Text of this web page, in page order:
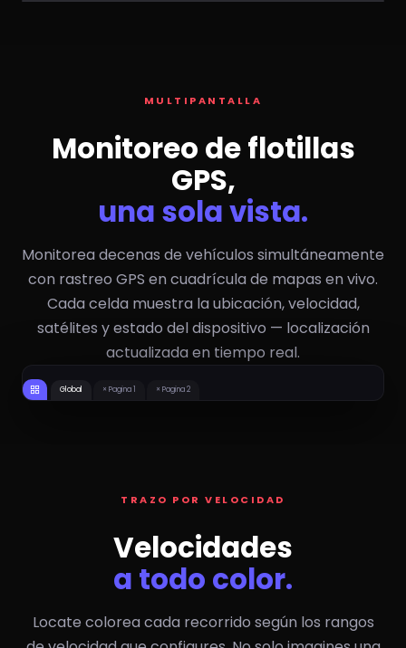
MULTIPANTALLA
Monitoreo de flotillas
GPS,
una sola vista.
Monitorea decenas de vehículos simultáneamente
con rastreo GPS en cuadrícula de mapas en vivo.
Cada celda muestra la ubicación, velocidad,
satélites y estado del dispositivo — localización
actualizada en tiempo real.
1316/1408 MX KM/H
Global × Pagina 1 × Pagina 2
TRAZO POR VELOCIDAD
Velocidades
a todo color.
Locate colorea cada recorrido según los rangos